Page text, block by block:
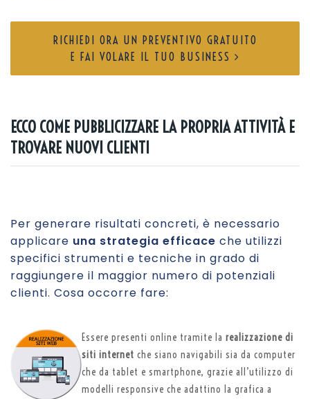
RICHIEDI ORA UN PREVENTIVO GRATUITO
E FAI VOLARE IL TUO BUSINESS
ECCO COME PUBBLICIZZARE LA PROPRIA ATTIVITÀ E
TROVARE NUOVI CLIENTI
Per generare risultati concreti, è necessario
applicare una strategia efficace che utilizzi
specifici strumenti e tecniche in grado di
raggiungere il maggior numero di potenziali
clienti. Cosa occorre fare:
Essere presenti online tramite la realizzazione di
siti internet che siano navigabili sia da computer
che da tablet e smartphone, grazie all’utilizzo di
modelli responsive che adattino la grafica a